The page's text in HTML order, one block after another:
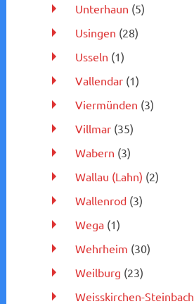
Unterhaun (5)
Usingen (28)
Usseln (1)
Vallendar(1)
Viermünden (3)
Villmar(35)
Wabern (3)
Wallau (Lahn) (2)
Wallenrod(3)
Wega(1)
Wehrheim (30)
Weilburg (23)
Weisskirchen-Steinbach